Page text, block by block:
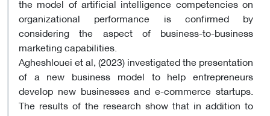
organizational performance is confirmed by
considering the aspect of business-to-business
marketing capabilities.
Agheshlouei et al, (2023) investigated the presentation
of a new business model to help entrepreneurs
develop new businesses and e-commerce startups.
The results of the research show that in addition to